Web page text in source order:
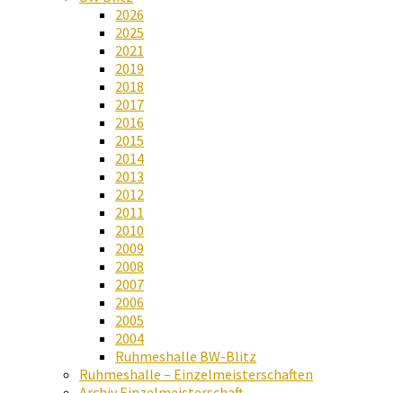
2026
2025
2021
2019
2018
2017
2016
2015
2014
2013
2012
2011
2010
2009
2008
2007
2006
2005
2004
Ruhmeshalle BW-Blitz
Ruhmeshalle – Einzelmeisterschaften